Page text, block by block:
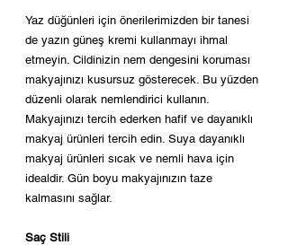
Yaz düğünleri için önerilerimizden bir tanesi
de yazın güneş kremi kullanmayı ihmal
etmeyin. Cildinizin nem dengesini koruması
makyajınızı kusursuz gösterecek. Bu yüzden
düzenli olarak nemlendirici kullanın.
Makyajınızı tercih ederken hafif ve dayanıklı
makyaj ürünleri tercih edin. Suya dayanıklı
makyaj ürünleri sıcak ve nemli hava için
idealdir. Gün boyu makyajınızın taze
kalmasını sağlar.
Saç Stili